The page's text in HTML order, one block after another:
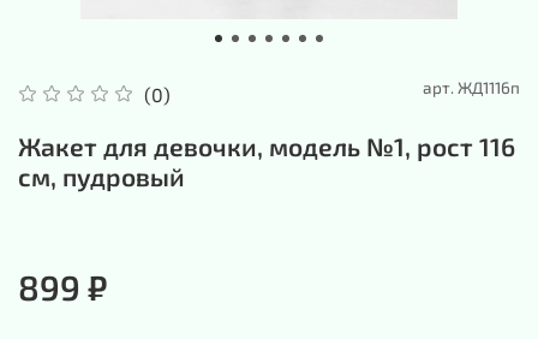
(0) арт. ЖД1116п
Жакет для девочки, модель №1, рост 116
см, пудровый
899 ₽